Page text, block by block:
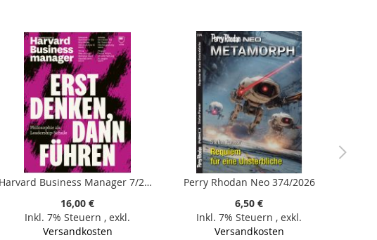
Harvard Business Manager 7/2026
16,00 €
Inkl. 7% Steuern , exkl.
Versandkosten
Perry Rhodan Neo 374/2026
6,50 €
Inkl. 7% Steuern , exkl.
Versandkosten